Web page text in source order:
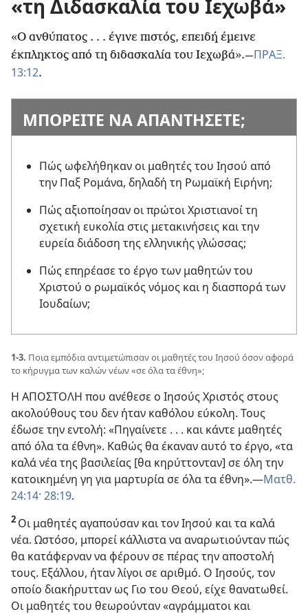
«τη Διδασκαλία του Ιεχωβά»
«Ο ανθύπατος . . . έγινε πιστός, επειδή έμεινε
έκπληκτος από τη διδασκαλία του Ιεχωβά».—ΠΡΑΞ.
13:12.
ΜΠΟΡΕΙΤΕ ΝΑ ΑΠΑΝΤΗΣΕΤΕ;
Πώς ωφελήθηκαν οι μαθητές του Ιησού από
την Παξ Ρομάνα, δηλαδή τη Ρωμαϊκή Ειρήνη;
Πώς αξιοποίησαν οι πρώτοι Χριστιανοί τη
σχετική ευκολία στις μετακινήσεις και την
ευρεία διάδοση της ελληνικής γλώσσας;
Πώς επηρέασε το έργο των μαθητών του
Χριστού ο ρωμαϊκός νόμος και η διασπορά των
Ιουδαίων;
1-3. Ποια εμπόδια αντιμετώπισαν οι μαθητές του Ιησού όσον αφορά
το κήρυγμα των καλών νέων «σε όλα τα έθνη»;
Η ΑΠΟΣΤΟΛΗ που ανέθεσε ο Ιησούς Χριστός στους
ακολούθους του δεν ήταν καθόλου εύκολη. Τους
έδωσε την εντολή: «Πηγαίνετε . . . και κάντε μαθητές
από όλα τα έθνη». Καθώς θα έκαναν αυτό το έργο, «τα
καλά νέα της βασιλείας [θα κηρύττονταν] σε όλη την
κατοικημένη γη για μαρτυρία σε όλα τα έθνη».—Ματθ.
24:14· 28:19.
2 Οι μαθητές αγαπούσαν και τον Ιησού και τα καλά
νέα. Ωστόσο, μπορεί κάλλιστα να αναρωτιούνταν πώς
θα κατάφερναν να φέρουν σε πέρας την αποστολή
τους. Εξάλλου, ήταν λίγοι σε αριθμό. Ο Ιησούς, τον
οποίο διακήρυτταν ως Γιο του Θεού, είχε θανατωθεί.
Οι μαθητές του θεωρούνταν «αγράμματοι και